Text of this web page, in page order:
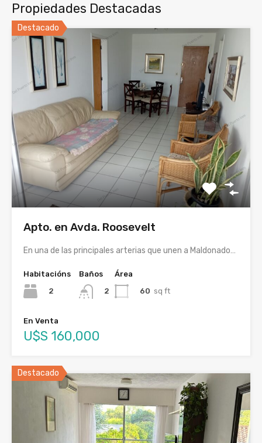
Propiedades Destacadas
Destacado
Apto. en Avda. Roosevelt
En una de las principales arterias que unen a Maldonado…
Habitacións
2
Baños
2
Área
60 sq ft
En Venta
U$S 160,000
Destacado